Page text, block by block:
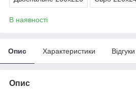
В наявності
Опис Характеристики
Опис